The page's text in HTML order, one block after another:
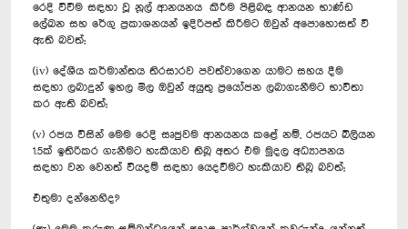
රෙදි විවීම සඳහා වූ නූල් ආනයනය කිරීම පිළිබඳ ආනයන භාණ්ඩ
ලේඛන සහ රේගු ප්‍රකාශනයන් ඉදිරිපත් කිරීමට ඔවුන් අපොහොසත් වී
ඇති බවත්;
(iv) දේශීය කර්මාන්තය තිරසාරව පවත්වාගෙන යාමට සහය දීම
සඳහා ලබාදුන් ඉහල මිල ඔවුන් අයුතු ප්‍රයෝජන ලබාගැනීමට භාවිතා
කර ඇති බවත්;
(v) රජය විසින් මෙම රෙදි සෘජුවම ආනයනය කළේ නම්, රජයට බිලියන
1.5ක් ඉතිරිකර ගැනීමට හැකියාව තිබූ අතර එම මුදල අධ්‍යාපනය
සඳහා වන වෙනත් වියදම් සඳහා යෙදවීමට හැකියාව තිබූ බවත්;
එතුමා දන්නෙහිද?